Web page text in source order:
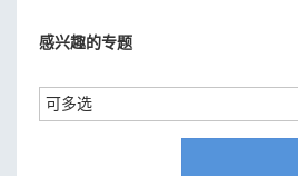
感兴趣的专题